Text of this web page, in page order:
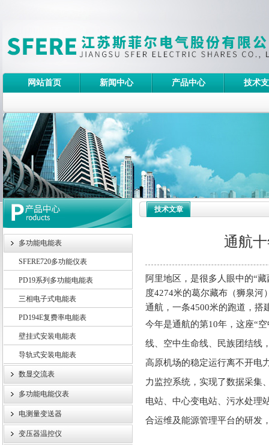
江苏斯菲尔电气股份有限公司
网站首页 新闻中心 产品中心 技术
多功能电能表
SFERE720多功能仪表
PD19系列多功能电能表
三相电子式电能表
PD194E复费率电能表
壁挂式安装电能表
导轨式安装电能表
数显交流表
多功能电能仪表
电测量变送器
变压器温控仪
技术文章
通航
阿里地区，是很多人眼中的“
度4274米的葛尔藏布（狮泉
通航，一条4500米的跑道，搭
今年是通航的第10年，这座“
线、空中生命线、民族团结线
高原机场的稳定运行离不开电
力监控系统，实现了数据采集
电站、中心变电站、污水处理
合运维及能源管理平台的研发